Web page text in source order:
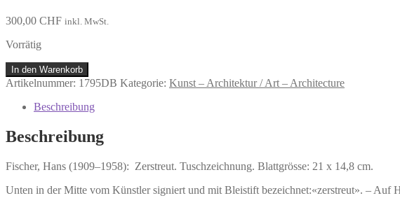
300,00 CHF inkl. MwSt.
Vorrätig
Fischer,
Hans
1958):
Menge
In den Warenkorb
Artikelnummer: 1795DB Kategorie: Kunst – Architektur / Art – Architecture
Beschreibung
Beschreibung
Fischer, Hans (1909–1958): Zerstreut. Tuschzeichnung. Blattgrösse: 21 x 14,8 cm.
Unten in der Mitte vom Künstler signiert und mit Bleistift bezeichnet:«zerstreut». – Auf